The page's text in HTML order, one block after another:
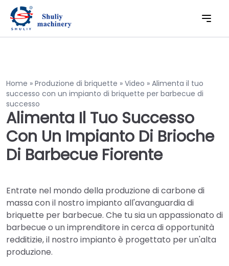
Home » Produzione di briquette » Video » Alimenta il tuo
successo con un impianto di briquette per barbecue di
successo
Alimenta Il Tuo Successo
Con Un Impianto Di Brioche
Di Barbecue Fiorente
Entrate nel mondo della produzione di carbone di
massa con il nostro impianto all'avanguardia di
briquette per barbecue. Che tu sia un appassionato di
barbecue o un imprenditore in cerca di opportunità
redditizie, il nostro impianto è progettato per un'alta
produzione.